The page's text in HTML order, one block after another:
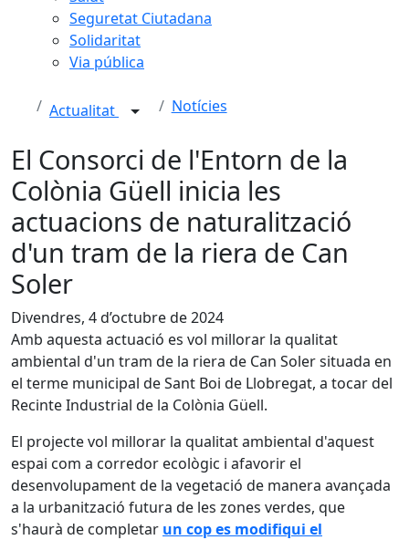
Seguretat Ciutadana
Solidaritat
Via pública
Actualitat Notícies
El Consorci de l'Entorn de la
Colònia Güell inicia les
actuacions de naturalització
d'un tram de la riera de Can
Soler
Divendres, 4 d’octubre de 2024
Amb aquesta actuació es vol millorar la qualitat
ambiental d'un tram de la riera de Can Soler situada en
el terme municipal de Sant Boi de Llobregat, a tocar del
Recinte Industrial de la Colònia Güell.
El projecte vol millorar la qualitat ambiental d'aquest
espai com a corredor ecològic i afavorir el
desenvolupament de la vegetació de manera avançada
a la urbanització futura de les zones verdes, que
s'haurà de completar un cop es modifiqui el